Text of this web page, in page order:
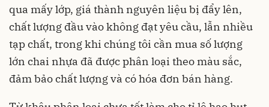
qua mấy lớp, giá thành nguyên liệu bị đẩy lên,
chất lượng đầu vào không đạt yêu cầu, lẫn nhiều
tạp chất, trong khi chúng tôi cần mua số lượng
lớn chai nhựa đã được phân loại theo màu sắc,
đảm bảo chất lượng và có hóa đơn bán hàng.